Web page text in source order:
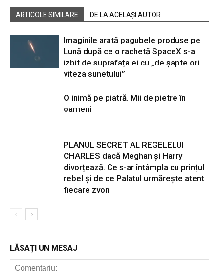
ARTICOLE SIMILARE DE LA ACELAȘI AUTOR
Imaginile arată pagubele produse pe
Lună după ce o rachetă SpaceX s-a
izbit de suprafața ei cu „de șapte ori
viteza sunetului”
O inimă pe piatră. Mii de pietre în
oameni
PLANUL SECRET AL REGELELUI
CHARLES dacă Meghan și Harry
divorțează. Ce s-ar întâmpla cu prințul
rebel și de ce Palatul urmărește atent
fiecare zvon
LĂSAȚI UN MESAJ